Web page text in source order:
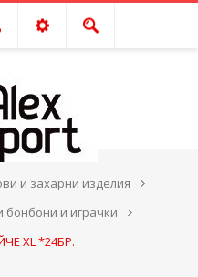
и захарни изделия
бонбони и играчки
XL *24БР.